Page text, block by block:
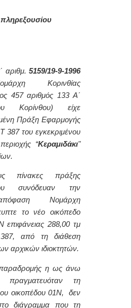
αριθμ. 5159/19-9-1996
Κορινθίας
457 αριθμός 133 Α΄
Κορίνθου) είχε
Πράξη Εφαρμογής
του εγκεκριμένου
“Κεραμιδάκι"
πίνακες πράξης
συνόδευαν την
Νομάρχη
το νέο οικόπεδο
επιφάνειας 288,00 τμ
από τη διάθεση
αρχικών ιδιοκτητών.
η ως άνω
τη
οικοπέδου 01Ν, δεν
διάγραμμα που τη